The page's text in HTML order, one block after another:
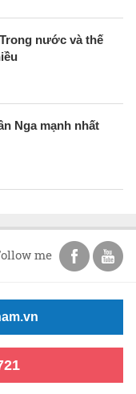
nước và thế
Nga mạnh nhất
me